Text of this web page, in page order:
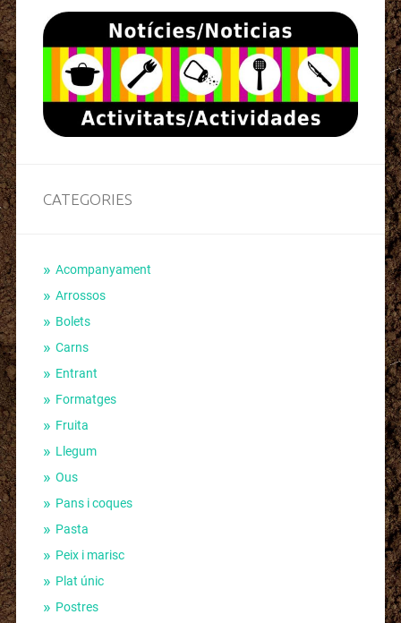
CATEGORIES
Acompanyament
Arrossos
Bolets
Carns
Entrant
Formatges
Fruita
Llegum
Ous
Pans i coques
Pasta
Peix i marisc
Plat únic
Postres